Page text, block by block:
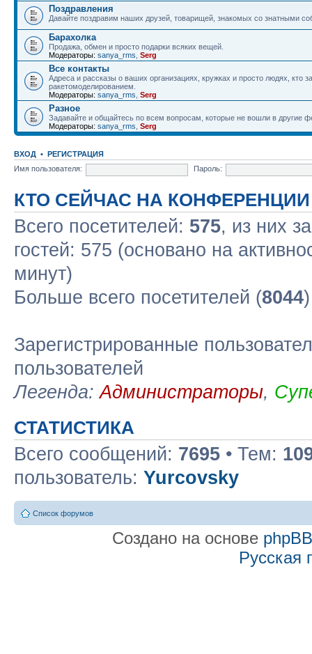
Поздравления
Давайте поздравим наших друзей, товарищей, знакомых со знатными
Барахолка
Продажа, обмен и просто подарки всяких вещей.
Модераторы: sanya_rms Serg
Все контакты
Адреса и рассказы о ваших организациях, кружках и просто людях, кто
ракетомоделированием.
Модераторы: sanya_rms Serg
Разное
Задавайте и общайтесь по всем вопросам, которые не вошли в другие
Модераторы: sanya_rms Serg
ВХОД • РЕГИСТРАЦИЯ
Имя пользователя:
Пароль:
КТО СЕЙЧАС НА КОНФЕРЕНЦИИ
Всего посетителей: 575, из них
гостей: 575 (основано на
минут)
Больше всего посетителей (8044
Зарегистрированные
пользователей
Легенда:Администраторы,
СТАТИСТИКА
Всего сообщений: 7695 • Тем:
пользователь: Yurcovsky
Список форумов
Создано на основе phpBB
Русская